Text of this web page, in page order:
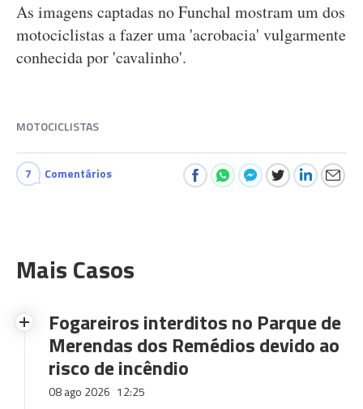
As imagens captadas no Funchal mostram um dos
motociclistas a fazer uma 'acrobacia' vulgarmente
conhecida por 'cavalinho'.
MOTOCICLISTAS
7 Comentários
Mais Casos
Fogareiros interditos no Parque de
Merendas dos Remédios devido ao
risco de incêndio
08 ago 2026 12:25